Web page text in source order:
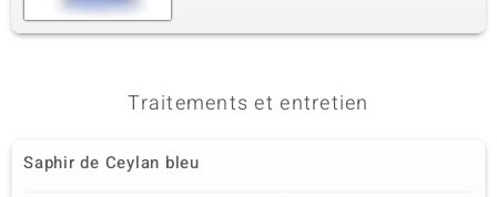
Traitements et entretien
Saphir de Ceylan bleu